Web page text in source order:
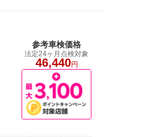
参考車検価格
法定24ヶ月点検対象
46,440円